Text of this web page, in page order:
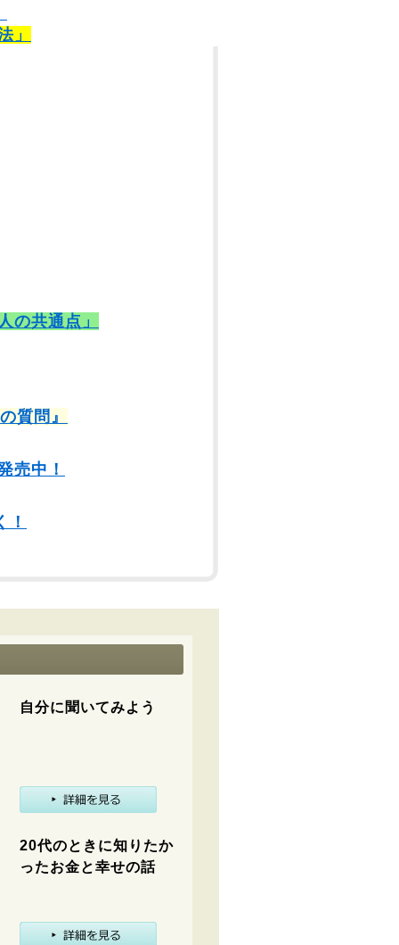
」
の共通点」
質問』
売中！
自分に聞いてみよう
20代のときに知りたか
ったお金と幸せの話